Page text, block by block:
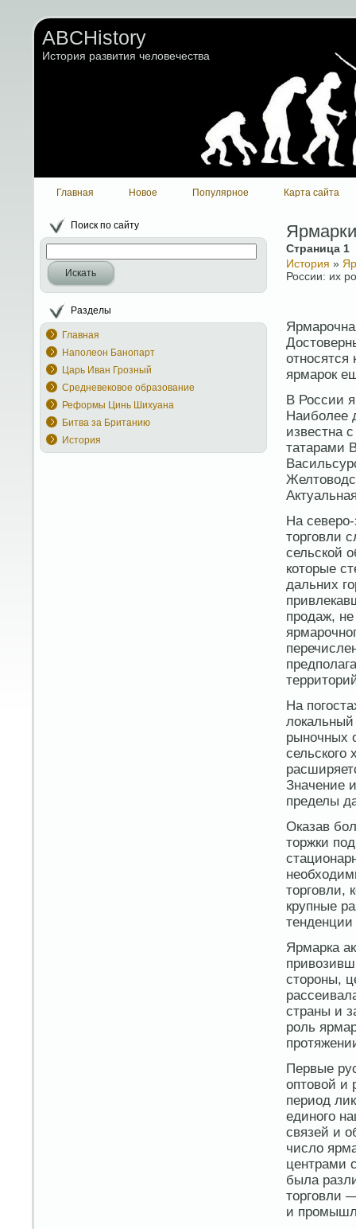
ABCHistory
История развития человечества
Главная Новое Популярное Карта сайта
Поиск по сайту
Искать
Разделы
Главная
Наполеон Банопарт
Царь Иван Грозный
Средневековое образование
Реформы Цинь Шихуана
Битва за Британию
История
Страница 1
История »
России: их
относятся
ярмарок
В России
Наиболее
известна
татарами
На
торговли
сельской
которые
дальних
продаж,
На
рыночных
сельского
Значение
пределы
Оказав
торжки
торговли,
крупные
Ярмарка
стороны,
страны и
роль
Первые
оптовой и
период
единого
связей и
число
центрами
была
торговли
и